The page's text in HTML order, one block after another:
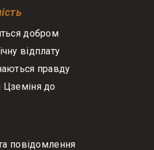
добром
відплату
правду
Цземіня до
повідомлення